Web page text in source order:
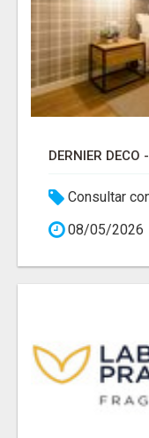
DERNIER
Consultar
08/05/2026